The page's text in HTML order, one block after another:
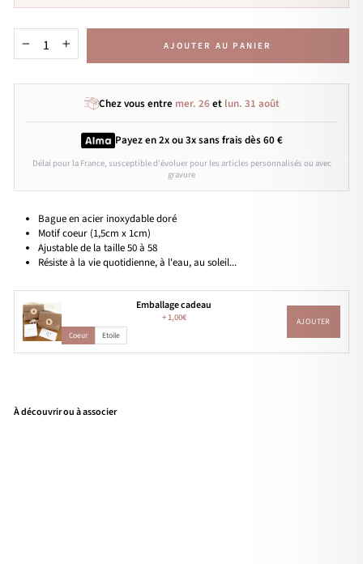
+ AJOUTER AU PANIER
Chez vous entre mer. 26et lun. 31 août
Payez en 2x ou 3xsans fraisdès 60 €
Délai pour la France, susceptible d'évoluer pour les articles personnalisés ou avec
gravure
Bague en acier inoxydable doré
Motif coeur (1,5cm x 1cm)
Ajustable de la taille 50 à 58
Résiste à la vie quotidienne, à l'eau, au soleil...
Emballage cadeau
+1,00€
Coeur Etoile
AJOUTER
À découvrir ou à associer